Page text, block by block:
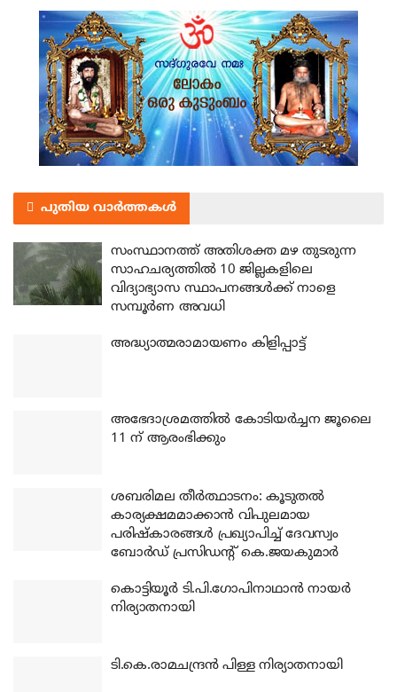
പുതിയ വാർത്തകൾ
സംസ്ഥാനത്ത് അതിശക്ത മഴ തുടരുന്ന
സാഹചര്യത്തിൽ 10 ജില്ലകളിലെ
വിദ്യാഭ്യാസ സ്ഥാപനങ്ങൾക്ക് നാളെ
സമ്പൂർണ അവധി
അദ്ധ്യാത്മരാമായണം കിളിപ്പാട്ട്
അഭേദാശ്രമത്തില്‍ കോടിയര്‍ച്ചന ജൂലൈ
11 ന് ആരംഭിക്കും
ശബരിമല തീര്‍ത്ഥാടനം: കൂടുതല്‍
കാര്യക്ഷമമാക്കാന്‍ വിപുലമായ
പരിഷ്‌കാരങ്ങള്‍ പ്രഖ്യാപിച്ച് ദേവസ്വം
ബോര്‍ഡ് പ്രസിഡന്റ് കെ.ജയകുമാര്‍
കൊട്ടിയൂര്‍ ടി.പി.ഗോപിനാഥാന്‍ നായര്‍
നിര്യാതനായി
ടി.കെ.രാമചന്ദ്രന്‍ പിള്ള നിര്യാതനായി